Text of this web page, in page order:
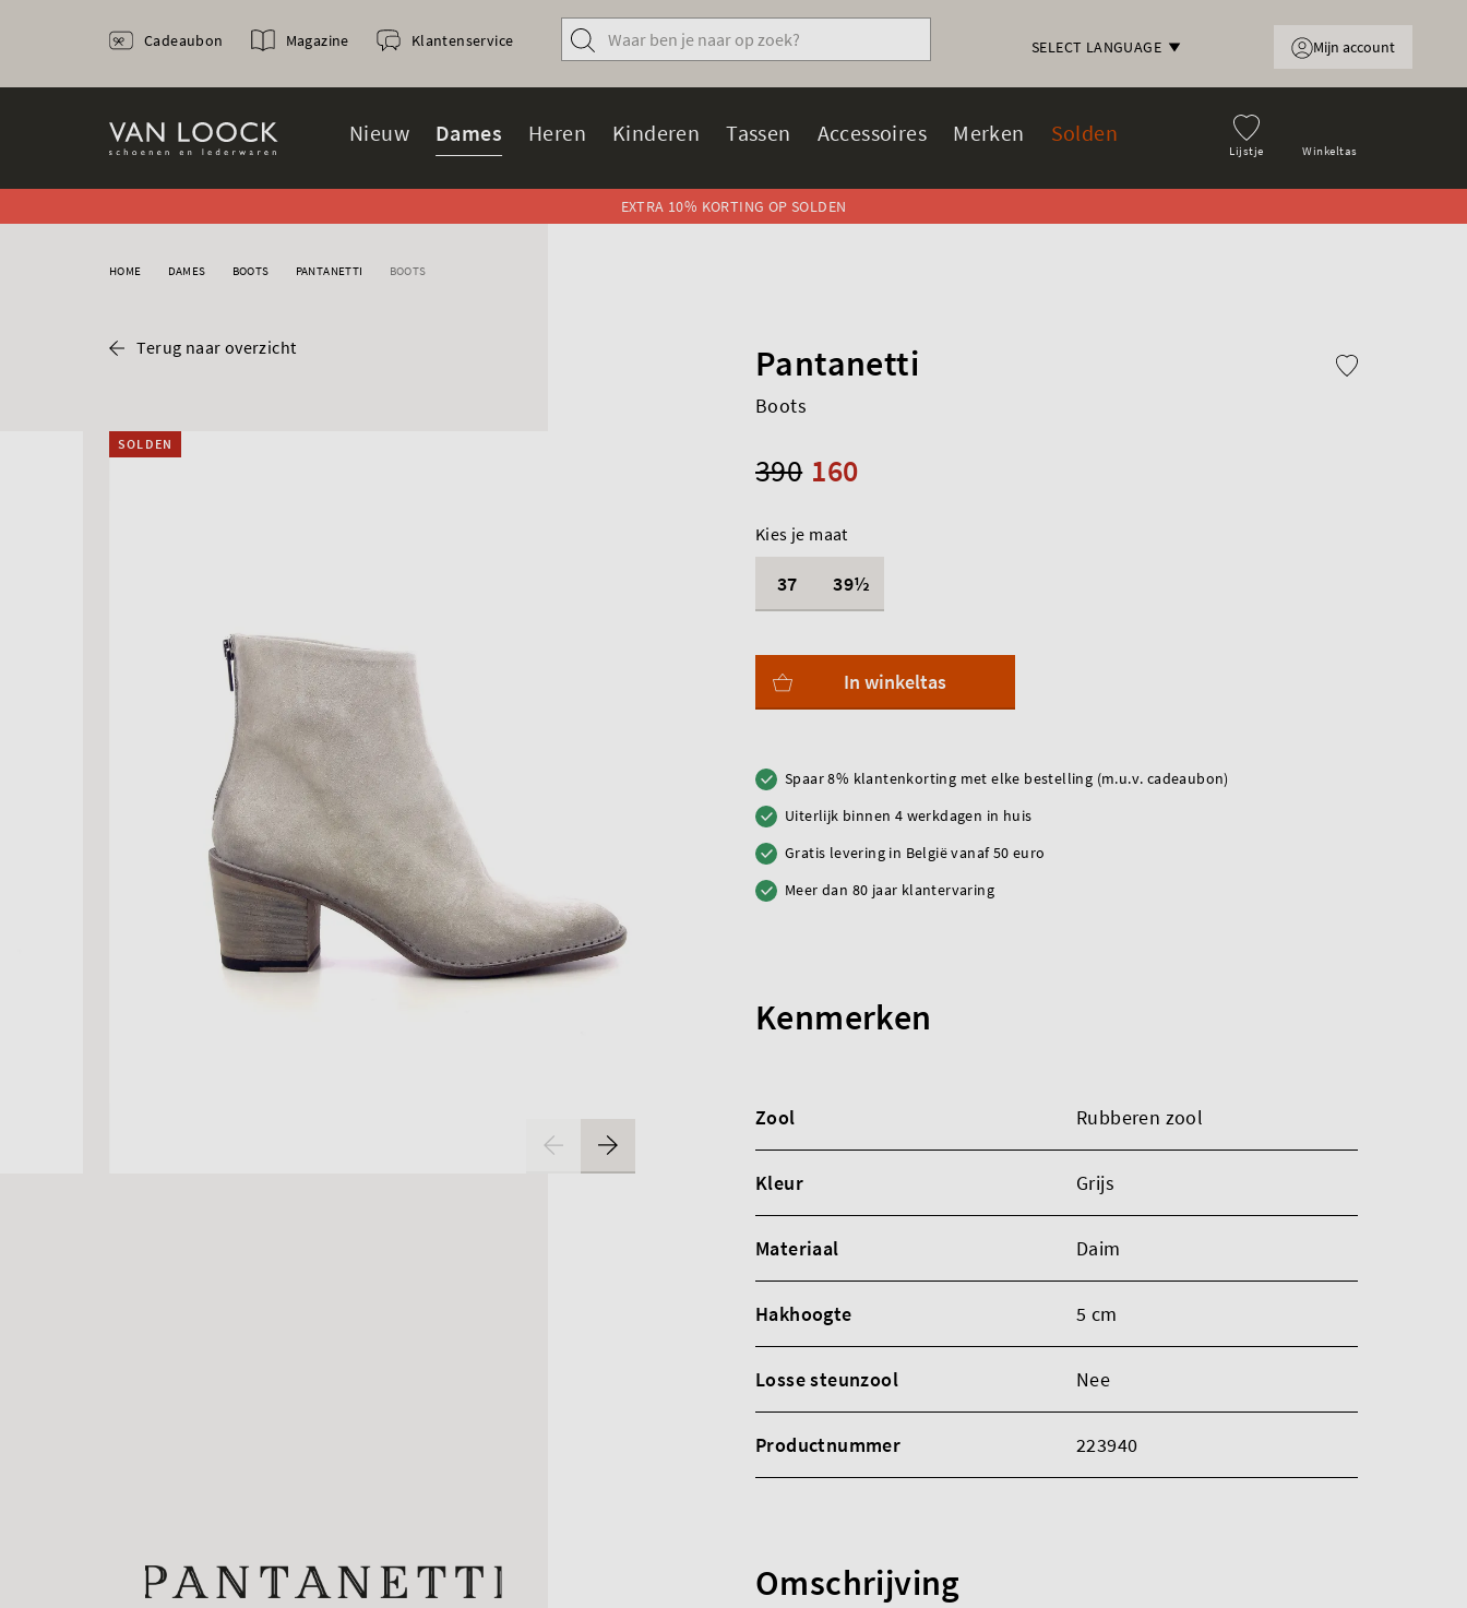
SELECT LANGUAGE
Lijstje Winkeltas
Nieuw Dames Heren Kinderen Tassen Accessoires Merken Solden
Cadeaubon Magazine Klantenservice Mijn account
EXTRA 10% KORTING OP SOLDEN
HOME DAMES BOOTS PANTANETTI BOOTS
Terug naar overzicht
SOLDEN
Pantanetti
Boots
160
390
Kies je maat
37 39½
In winkeltas
Spaar 8% klantenkorting met elke bestelling (m.u.v. cadeaubon)
Uiterlijk binnen 4 werkdagen in huis
Gratis levering in België vanaf 50 euro
Meer dan 80 jaar klantervaring
Kenmerken
Zool Rubberen zool
Kleur Grijs
Materiaal Daim
Hakhoogte 5 cm
Losse steunzool Nee
Productnummer 223940
Omschrijving